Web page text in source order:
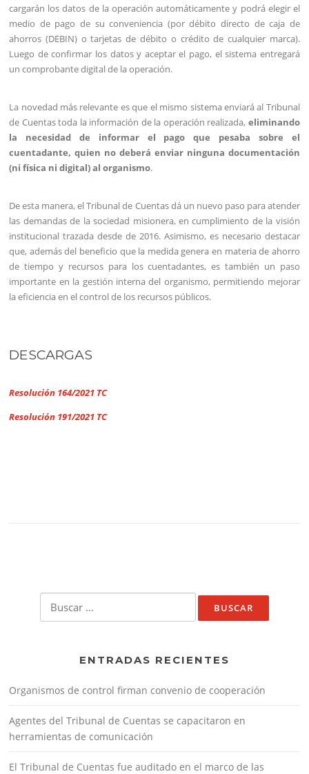
cargarán los datos de la operación automáticamente y podrá elegir el
medio de pago de su conveniencia (por débito directo de caja de
ahorros (DEBIN) o tarjetas de débito o crédito de cualquier marca).
Luego de confirmar los datos y aceptar el pago, el sistema entregará
un comprobante digital de la operación.
La novedad más relevante es que el mismo sistema enviará al Tribunal
de Cuentas toda la información de la operación realizada, eliminando
la necesidad de informar el pago que pesaba sobre el
cuentadante, quien no deberá enviar ninguna documentación
(ni física ni digital) al organismo.
De esta manera, el Tribunal de Cuentas dá un nuevo paso para atender
las demandas de la sociedad misionera, en cumplimiento de la visión
institucional trazada desde de 2016. Asimismo, es necesario destacar
que, además del beneficio que la medida genera en materia de ahorro
de tiempo y recursos para los cuentadantes, es también un paso
importante en la gestión interna del organismo, permitiendo mejorar
la eficiencia en el control de los recursos públicos.
DESCARGAS
Resolución 164/2021 TC
Resolución 191/2021 TC
ENTRADAS RECIENTES
Organismos de control firman convenio de cooperación
Agentes del Tribunal de Cuentas se capacitaron en
herramientas de comunicación
El Tribunal de Cuentas fue auditado en el marco de las